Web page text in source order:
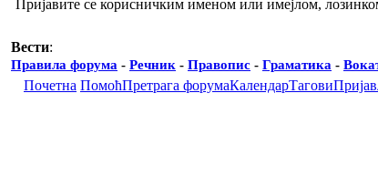
Пријавите се корисничким именом или имејлом,
Вести:
Правила форума - Речник - Правопис - Граматика -
Почетна ПомоћПретрага форумаКалендарТагови